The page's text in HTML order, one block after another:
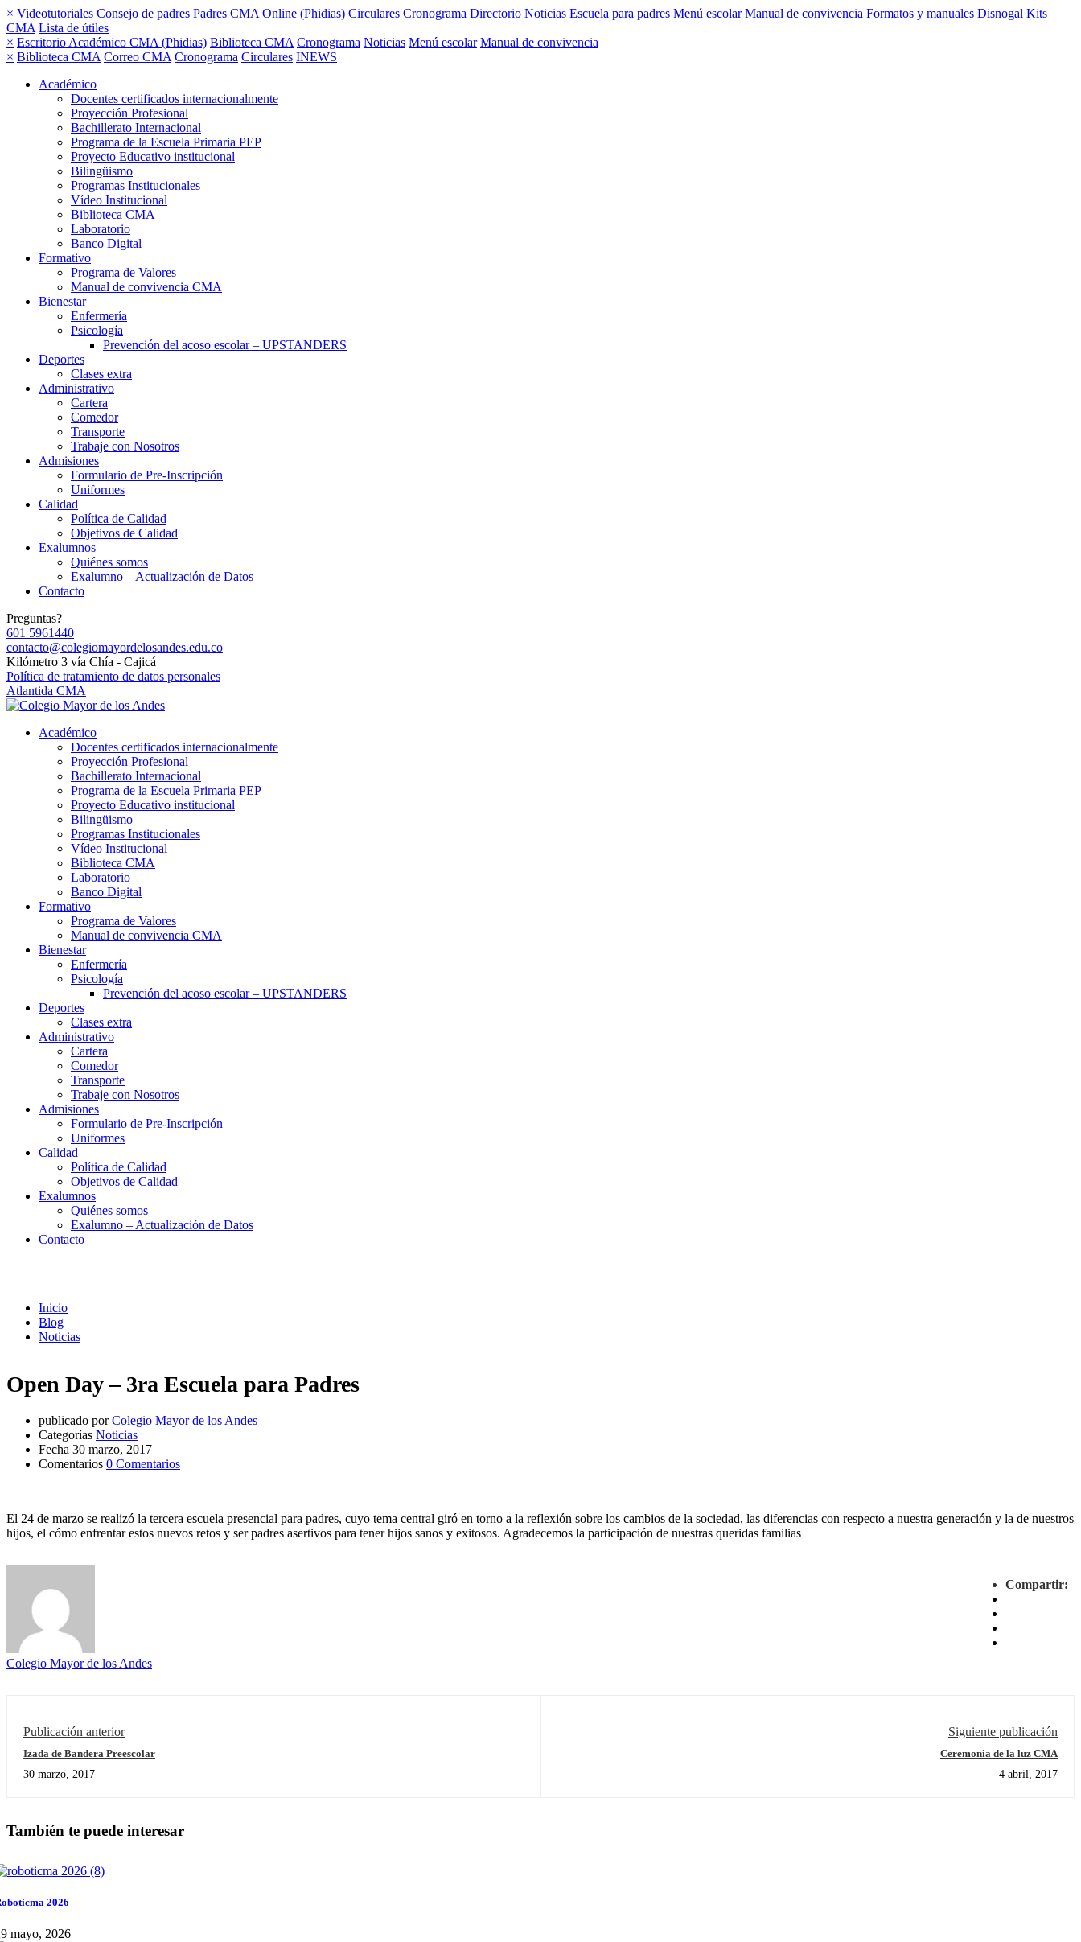
× Videotutoriales Consejo de padres Padres CMA Online (Phidias) Circulares Cronograma Directorio Noticias Escuela para padres Menú escolar Manual de convivencia Formatos y manuales Disnogal Kits
CMA Lista de útiles
× Escritorio Académico CMA (Phidias) Biblioteca CMA Cronograma Noticias Menú escolar Manual de convivencia
× Biblioteca CMA Correo CMA Cronograma Circulares INEWS
Académico
Docentes certificados internacionalmente
Proyección Profesional
Bachillerato Internacional
Programa de la Escuela Primaria PEP
Proyecto Educativo institucional
Bilingüismo
Programas Institucionales
Vídeo Institucional
Biblioteca CMA
Laboratorio
Banco Digital
Formativo
Programa de Valores
Manual de convivencia CMA
Bienestar
Enfermería
Psicología
Prevención del acoso escolar – UPSTANDERS
Deportes
Clases extra
Administrativo
Cartera
Comedor
Transporte
Trabaje con Nosotros
Admisiones
Formulario de Pre-Inscripción
Uniformes
Calidad
Política de Calidad
Objetivos de Calidad
Exalumnos
Quiénes somos
Exalumno – Actualización de Datos
Contacto
Preguntas?
601 5961440
contacto@colegiomayordelosandes.edu.co
Kilómetro 3 vía Chía - Cajicá
Política de tratamiento de datos personales
Atlantida CMA
Académico
Docentes certificados internacionalmente
Proyección Profesional
Bachillerato Internacional
Programa de la Escuela Primaria PEP
Proyecto Educativo institucional
Bilingüismo
Programas Institucionales
Vídeo Institucional
Biblioteca CMA
Laboratorio
Banco Digital
Formativo
Programa de Valores
Manual de convivencia CMA
Bienestar
Enfermería
Psicología
Prevención del acoso escolar – UPSTANDERS
Deportes
Clases extra
Administrativo
Cartera
Comedor
Transporte
Trabaje con Nosotros
Admisiones
Formulario de Pre-Inscripción
Uniformes
Calidad
Política de Calidad
Objetivos de Calidad
Exalumnos
Quiénes somos
Exalumno – Actualización de Datos
Contacto
Inicio
Blog
Noticias
Open Day – 3ra Escuela para Padres
publicado por Colegio Mayor de los Andes
Categorías Noticias
Fecha 30 marzo, 2017
Comentarios 0 Comentarios
El 24 de marzo se realizó la tercera escuela presencial para padres, cuyo tema central giró en torno a la reflexión sobre los cambios de la sociedad, las diferencias con respecto a nuestra generación y la de nuestros
hijos, el cómo enfrentar estos nuevos retos y ser padres asertivos para tener hijos sanos y exitosos. Agradecemos la participación de nuestras queridas familias
Compartir:
Colegio Mayor de los Andes
Publicación anterior
Izada de Bandera Preescolar
30 marzo, 2017
Siguiente publicación
Ceremonia de la luz CMA
4 abril, 2017
También te puede interesar
2026
mayo, 2026